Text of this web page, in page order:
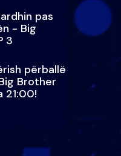
pas
- Big
3
përballë
Brother
21:00!